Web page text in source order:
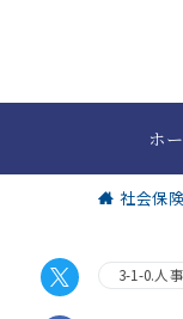
ホ
社会保
3-1-0.人